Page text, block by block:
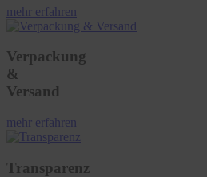
mehr erfahren
Verpackung
&
Versand
mehr erfahren
Transparenz